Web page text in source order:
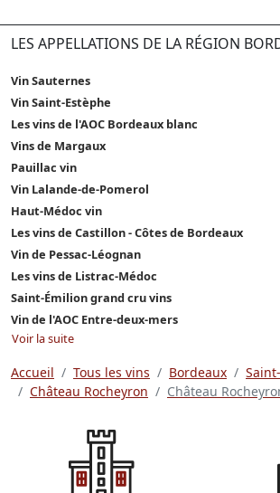
LES APPELLATIONS DE LA RÉGION
Vin Sauternes
Vin Saint-Estèphe
Les vins de l'AOC Bordeaux blanc
Vins de Margaux
Pauillac vin
Vin Lalande-de-Pomerol
Haut-Médoc vin
Les vins de Castillon - Côtes de Bordeaux
Vin de Pessac-Léognan
Les vins de Listrac-Médoc
Saint-Émilion grand cru vins
Vin de l'AOC Entre-deux-mers
Voir la suite
Accueil Tous les vins Bordeaux
Château Rocheyron
Château